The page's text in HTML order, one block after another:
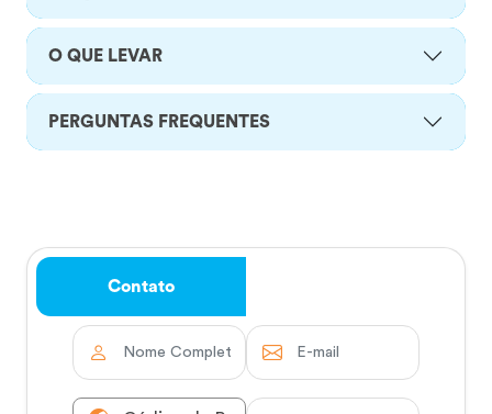
O QUE LEVAR
PERGUNTAS FREQUENTES
Contato